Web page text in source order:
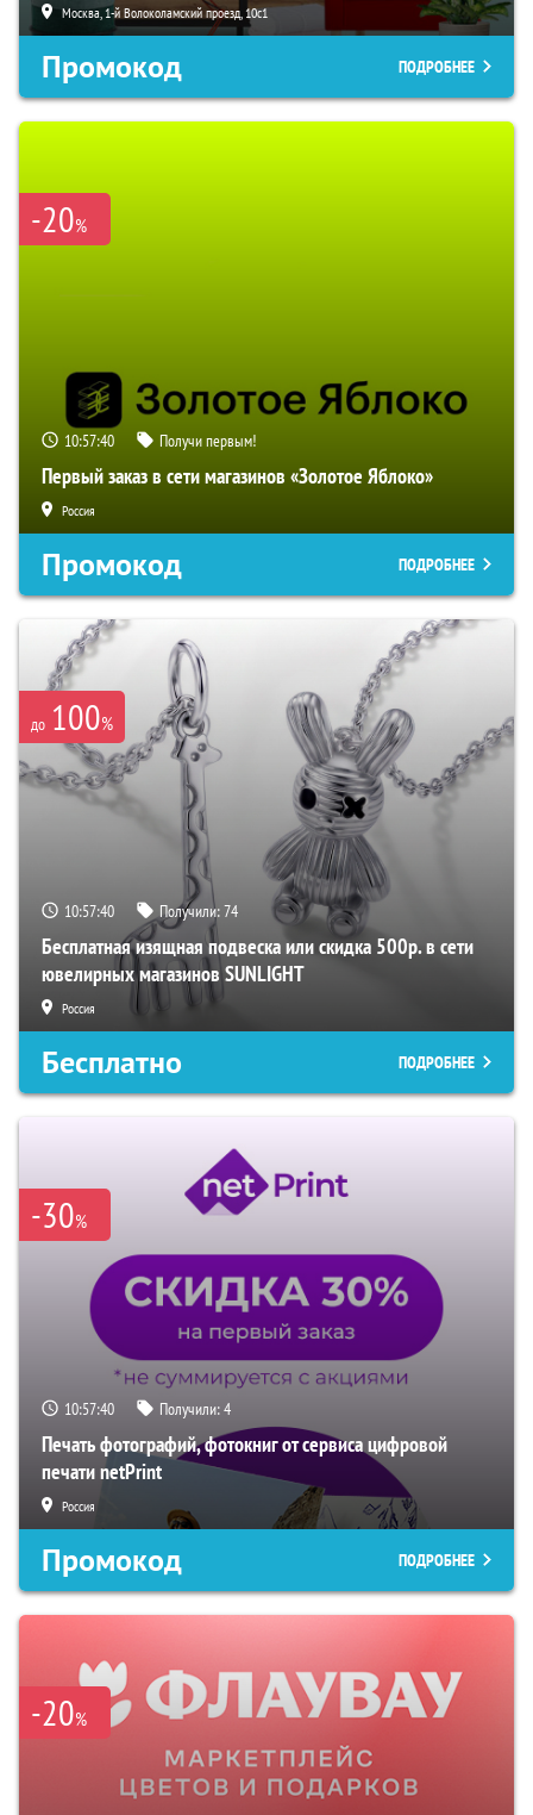
Москва, 1-й Волоколамский проезд, 10с1
Промокод ПОДРОБНЕЕ
-20%
10:57:39 Получи первым!
Первый заказ в сети магазинов «Золотое Яблоко»
Россия
Промокод ПОДРОБНЕЕ
до 100%
10:57:39 Получили:74
Бесплатная изящная подвеска или скидка 500р. в сети
ювелирных магазинов SUNLIGHT
Россия
Бесплатно ПОДРОБНЕЕ
-30%
10:57:39 Получили:4
Печать фотографий, фотокниг от сервиса цифровой
печати netPrint
Россия
Промокод ПОДРОБНЕЕ
-20%